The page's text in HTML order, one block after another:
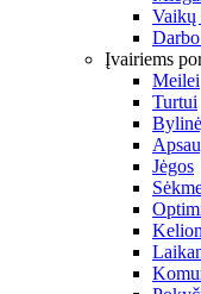
Vaikų
Įvairiems
Meilei
Turtui
Jėgos